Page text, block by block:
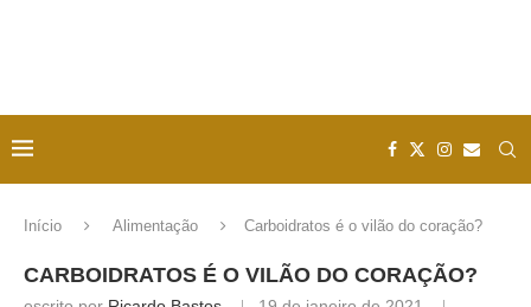
Início Alimentação Carboidratos é o vilão do coração?
CARBOIDRATOS É O VILÃO DO CORAÇÃO?